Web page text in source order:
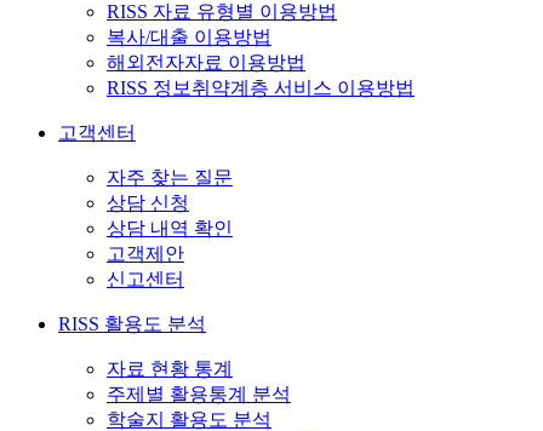
RISS 자료 유형별 이용방법
복사/대출 이용방법
해외전자자료 이용방법
RISS 정보취약계층 서비스 이용방법
고객센터
자주 찾는 질문
상담 신청
상담 내역 확인
고객제안
신고센터
RISS 활용도 분석
자료 현황 통계
주제별 활용통계 분석
학술지 활용도 분석